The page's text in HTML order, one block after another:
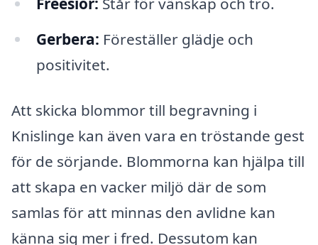
Gerbera: Föreställer glädje och
positivitet.
Att skicka blommor till begravning i
Knislinge kan även vara en tröstande gest
för de sörjande. Blommorna kan hjälpa till
att skapa en vacker miljö där de som
samlas för att minnas den avlidne kan
känna sig mer i fred. Dessutom kan